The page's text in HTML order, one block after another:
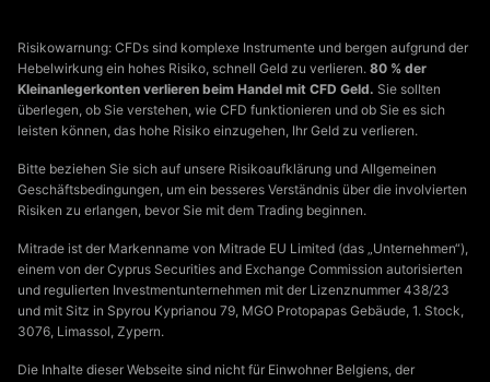
Risikowarnung: CFDs sind komplexe Instrumente und bergen aufgrund der
Hebelwirkung ein hohes Risiko, schnell Geld zu verlieren. 80 % der
Kleinanlegerkonten verlieren beim Handel mit CFD Geld. Sie sollten
überlegen, ob Sie verstehen, wie CFD funktionieren und ob Sie es sich
leisten können, das hohe Risiko einzugehen, Ihr Geld zu verlieren.
Bitte beziehen Sie sich auf unsere Risikoaufklärung und Allgemeinen
Geschäftsbedingungen, um ein besseres Verständnis über die involvierten
Risiken zu erlangen, bevor Sie mit dem Trading beginnen.
Mitrade ist der Markenname von Mitrade EU Limited (das „Unternehmen“),
einem von der Cyprus Securities and Exchange Commission autorisierten
und regulierten Investmentunternehmen mit der Lizenznummer 438/23
und mit Sitz in Spyrou Kyprianou 79, MGO Protopapas Gebäude, 1. Stock,
3076, Limassol, Zypern.
Die Inhalte dieser Webseite sind nicht für Einwohner Belgiens, der